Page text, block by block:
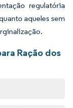
regulatória
aqueles sem
Ração dos